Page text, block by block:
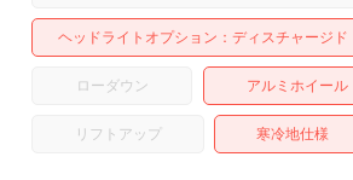
ヘッドライトオプション ディスチャージド
ローダウン アルミホイール
リフトアップ 寒冷地仕様